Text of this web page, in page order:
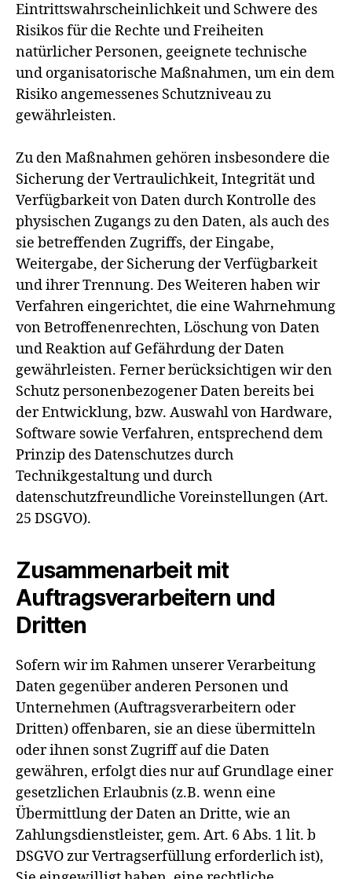
Eintrittswahrscheinlichkeit und Schwere des
Risikos für die Rechte und Freiheiten
natürlicher Personen, geeignete technische
und organisatorische Maßnahmen, um ein dem
Risiko angemessenes Schutzniveau zu
gewährleisten.
Zu den Maßnahmen gehören insbesondere die
Sicherung der Vertraulichkeit, Integrität und
Verfügbarkeit von Daten durch Kontrolle des
physischen Zugangs zu den Daten, als auch des
sie betreffenden Zugriffs, der Eingabe,
Weitergabe, der Sicherung der Verfügbarkeit
und ihrer Trennung. Des Weiteren haben wir
Verfahren eingerichtet, die eine Wahrnehmung
von Betroffenenrechten, Löschung von Daten
und Reaktion auf Gefährdung der Daten
gewährleisten. Ferner berücksichtigen wir den
Schutz personenbezogener Daten bereits bei
der Entwicklung, bzw. Auswahl von Hardware,
Software sowie Verfahren, entsprechend dem
Prinzip des Datenschutzes durch
Technikgestaltung und durch
datenschutzfreundliche Voreinstellungen (Art.
25 DSGVO).
Zusammenarbeit mit
Auftragsverarbeitern und
Dritten
Sofern wir im Rahmen unserer Verarbeitung
Daten gegenüber anderen Personen und
Unternehmen (Auftragsverarbeitern oder
Dritten) offenbaren, sie an diese übermitteln
oder ihnen sonst Zugriff auf die Daten
gewähren, erfolgt dies nur auf Grundlage einer
gesetzlichen Erlaubnis (z.B. wenn eine
Übermittlung der Daten an Dritte, wie an
Zahlungsdienstleister, gem. Art. 6 Abs. 1 lit. b
DSGVO zur Vertragserfüllung erforderlich ist),